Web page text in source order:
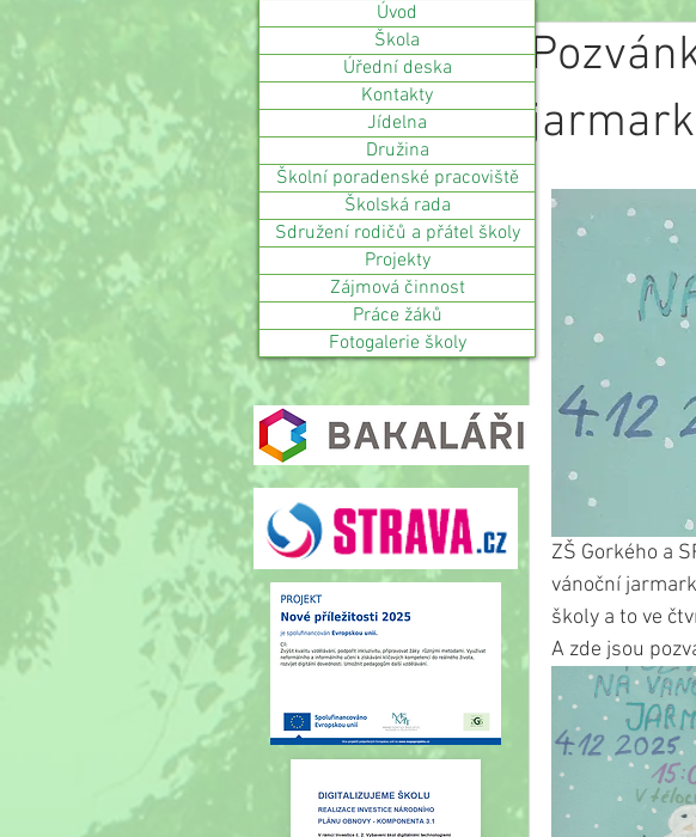
ZŠ Gorkého a
vánoční
školy a to ve
A zde jsou
Úvod
Škola
Úřední deska
Kontakty
Jídelna
Družina
Školní poradenské pracoviště
Školská rada
Sdružení rodičů a přátel školy
Projekty
Zájmová činnost
Práce žáků
Fotogalerie školy